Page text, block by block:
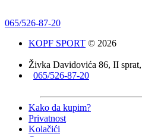
065/526-87-20
KOPF SPORT © 2026
Živka Davidovića 86, II
065/526-87-20
Kako da kupim?
Privatnost
Kolačići